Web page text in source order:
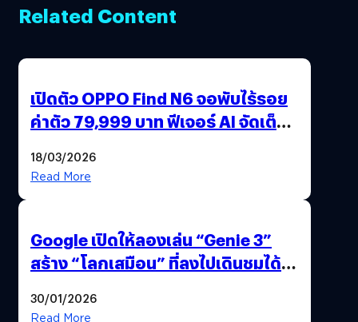
Related Content
เปิดตัว OPPO Find N6 จอพับไร้รอย
ค่าตัว 79,999 บาท ฟีเจอร์ AI จัดเต็ม
18/03/2026
Read More
Google เปิดให้ลองเล่น “Genie 3”
สร้าง “โลกเสมือน” ที่ลงไปเดินชมได้
30/01/2026
Read More